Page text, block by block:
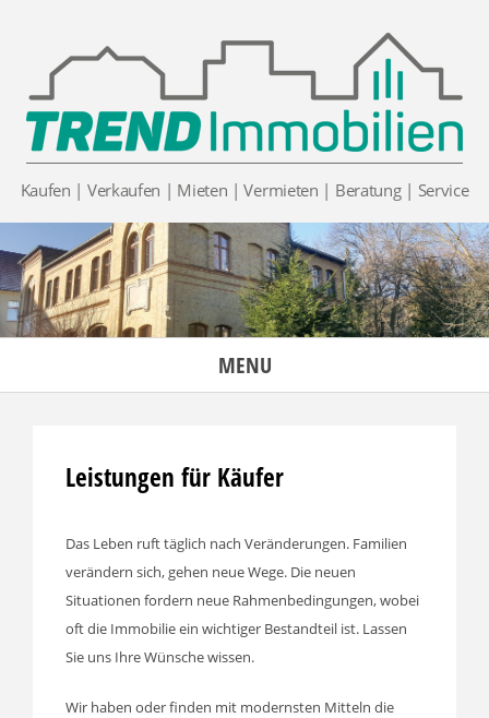
content
Kaufen | Verkaufen | Mieten | Vermieten | Beratung | Service
MENU
Leistungen für Käufer
Das Leben ruft täglich nach Veränderungen. Familien
verändern sich, gehen neue Wege. Die neuen
Situationen fordern neue Rahmenbedingungen, wobei
oft die Immobilie ein wichtiger Bestandteil ist. Lassen
Sie uns Ihre Wünsche wissen.
Wir haben oder finden mit modernsten Mitteln die